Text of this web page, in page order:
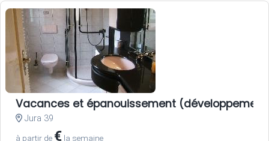
Vacances et épanouissement
Jura 39
à partir de € la semaine